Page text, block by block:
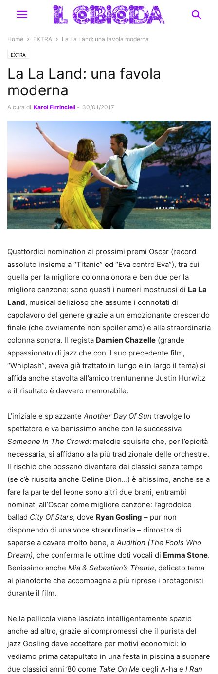
Home EXTRA La La Land: una favola moderna
EXTRA
La La Land: una favola
moderna
A cura di Karol Firrincieli - 30/01/2017
Quattordici nomination ai prossimi premi Oscar (record
assoluto insieme a “Titanic” ed “Eva contro Eva”), tra cui
quella per la migliore colonna onora e ben due per la
migliore canzone: sono questi i numeri mostruosi di La La
Land, musical delizioso che assume i connotati di
capolavoro del genere grazie a un emozionante crescendo
finale (che ovviamente non spoileriamo) e alla straordinaria
colonna sonora. Il regista Damien Chazelle (grande
appassionato di jazz che con il suo precedente film,
“Whiplash”, aveva già trattato in lungo e in largo il tema) si
affida anche stavolta all’amico trentunenne Justin Hurwitz
e il risultato è davvero memorabile.
L’iniziale e spiazzante Another Day Of Sun travolge lo
spettatore e va benissimo anche con la successiva
Someone In The Crowd: melodie squisite che, per l’epicità
necessaria, si affidano alla più tradizionale delle orchestre.
Il rischio che possano diventare dei classici senza tempo
(se c’è riuscita anche Celine Dion…) è altissimo, anche se a
fare la parte del leone sono altri due brani, entrambi
nominati all’Oscar come migliore canzone: l’agrodolce
ballad City Of Stars, dove Ryan Gosling – pur non
disponendo di una voce straordinaria – dimostra di
sapersela cavare molto bene, e Audition (The Fools Who
Dream), che conferma le ottime doti vocali di Emma Stone.
Benissimo anche Mia & Sebastian’s Theme, delicato tema
al pianoforte che accompagna a più riprese i protagonisti
durante il film.
Nella pellicola viene lasciato intelligentemente spazio
anche ad altro, grazie ai compromessi che il purista del
jazz Gosling deve accettare per motivi economici: lo
vediamo prima catapultato in una festa in piscina a suonare
due classici anni ’80 come Take On Me degli A-ha e I Ran